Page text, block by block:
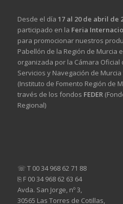
Desde el día 17 al 20 de abril de
participado en la Feria
para promocionar nuestros
Pabellón de la Región de Murcia
organizada por la Cámara Oficial
Servicios y Navegación de
(Instituto de Fomento Región de
través de los fondos FEDER
Regional)
☏ T 00 34 968 62 71 88
⎘ F 00 34 968 62 63 64
Avda. San Jorge, nº 3,
30565 Las Torres de Cotillas,